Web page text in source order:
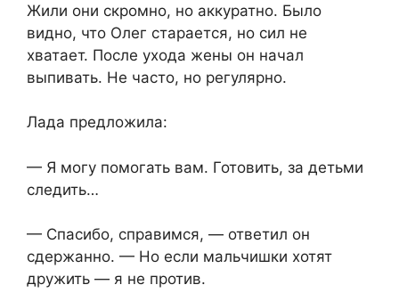
Жили они скромно, но аккуратно. Было
видно, что Олег старается, но сил не
хватает. После ухода жены он начал
выпивать. Не часто, но регулярно.
Лада предложила:
— Я могу помогать вам. Готовить, за детьми
следить…
— Спасибо, справимся, — ответил он
сдержанно. — Но если мальчишки хотят
дружить — я не против.